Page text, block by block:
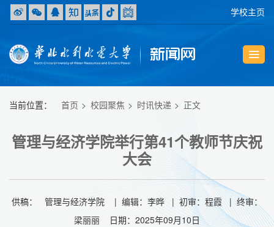
学校主页
当前位置： 首页 校园聚焦 时讯快递 正文
管理与经济学院举行第41个教师节庆祝
大会
供稿： 管理与经济学院 | 编辑：李晔 | 初审：程霞 | 终审：
梁丽丽 日期：2025年09月10日